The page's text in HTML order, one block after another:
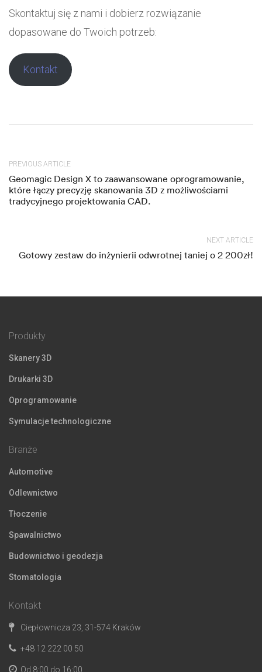
Skontaktuj się z nami i dobierz rozwiązanie
dopasowane do Twoich potrzeb:
Kontakt
PREVIOUS ARTICLE
Geomagic Design X to zaawansowane oprogramowanie,
które łączy precyzję skanowania 3D z możliwościami
tradycyjnego projektowania CAD.
NEXT ARTICLE
Gotowy zestaw do inżynierii odwrotnej taniej o 2 200zł!
Produkty
Skanery 3D
Drukarki 3D
Oprogramowanie
Symulacje technologiczne
Branże
Automotive
Odlewnictwo
Tłoczenie
Spawalnictwo
Budownictwo i geodezja
Stomatologia
Kontakt
Ciepłownicza 23, 31-574 Kraków
+48 12 222 00 50
Od 8:00 do 16:00